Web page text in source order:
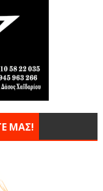
ΜΑΣ!